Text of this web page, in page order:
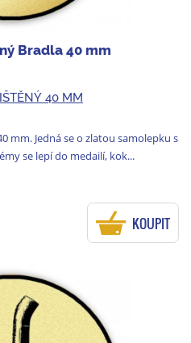
Bradla 40 mm
40 MM
mm. Jedná se o zlatou samolepku s
se lepí do medailí, kok...
KOUPIT